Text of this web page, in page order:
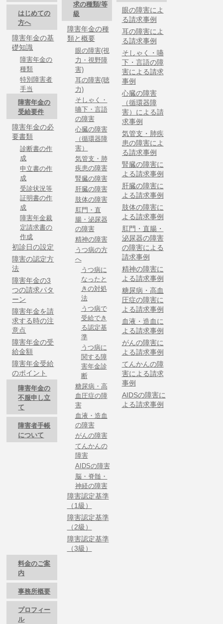
はじめての
方へ
障害年金の基
礎知識
障害年金の
種類
特別障害者
手当
障害年金の
受給要件
障害年金の必
要書類
診断書の作
成
申立書の作
成
受診状況等
証明書の作
成
障害年金裁
定請求書の
作成
初診日の設定
障害の認定方
法
障害年金の3
つの請求パタ
ーン
障害年金を請
求する時の注
意点
障害年金の受
給金額
障害年金受給
のポイント
障害年金の
不服申し立
て
障害者手帳
について
求の種類/等
級
障害年金の種
類と概要
眼の障害(視
力・視野障
害)
耳の障害(聴
力)
そしゃく・
嚥下・言語
の障害
心臓の障害
（循環器障
害）
気管支・肺
疾患の障害
腎臓の障害
肝臓の障害
肢体の障害
肛門・直
腸・泌尿器
の障害
精神の障害
うつ病の方
へ
うつ病に
なったと
きの対処
法
うつ病で
受給でき
る認定基
準
うつ病に
関する障
害年金診
断
糖尿病・高
血圧症の障
害
血液・造血
の障害
がんの障害
てんかんの
障害
AIDSの障害
脳・脊髄・
神経の障害
障害認定基準
（1級）
障害認定基準
（2級）
障害認定基準
（3級）
眼の障害によ
る請求事例
耳の障害によ
る請求事例
そしゃく・嚥
下・言語の障
害による請求
事例
心臓の障害
（循環器障
害）による請
求事例
気管支・肺疾
患の障害によ
る請求事例
腎臓の障害に
よる請求事例
肝臓の障害に
よる請求事例
肢体の障害に
よる請求事例
肛門・直腸・
泌尿器の障害
の障害による
請求事例
精神の障害に
よる請求事例
糖尿病・高血
圧症の障害に
よる請求事例
血液・造血に
よる請求事例
がんの障害に
よる請求事例
てんかんの障
害による請求
事例
AIDSの障害に
よる請求事例
料金のご案
内
事務所概要
プロフィー
ル